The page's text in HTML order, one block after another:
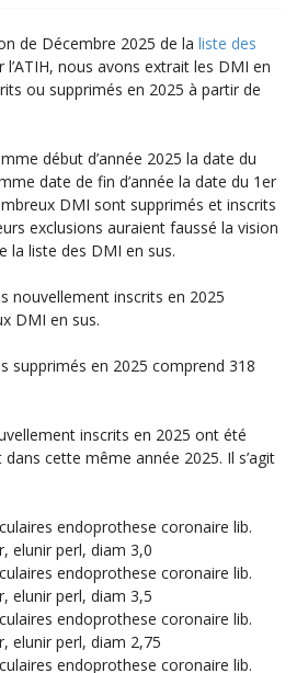
de Décembre 2025 de la liste des
l’ATIH, nous avons extrait les DMI en
ou supprimés en 2025 à partir de
début d’année 2025 la date du
date de fin d’année la date du 1er
DMI sont supprimés et inscrits
exclusions auraient faussé la vision
la liste des DMI en sus.
nouvellement inscrits en 2025
DMI en sus.
supprimés en 2025 comprend 318
inscrits en 2025 ont été
cette même année 2025. Il s’agit
endoprothese coronaire lib.
elunir perl, diam 3,0
endoprothese coronaire lib.
elunir perl, diam 3,5
endoprothese coronaire lib.
elunir perl, diam 2,75
endoprothese coronaire lib.